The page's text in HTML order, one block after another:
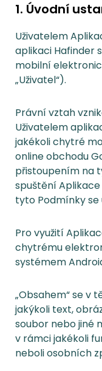
1. Úvodní
Uživatelem
aplikaci Hafinder
mobilní
„Uživatel“).
Právní vztah
Uživatelem
jakékoli chytré
online obchodu
přistoupením na
spuštění
tyto Podmínky se
Pro využití
chytrému
systémem
„Obsahem“ se v
jakýkoli text,
soubor nebo jiné
v rámci jakékoli
neboli osobních